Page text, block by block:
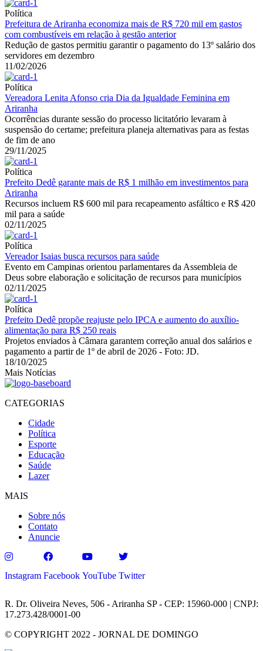
Política
Prefeitura de Ariranha economiza mais de R$ 720 mil em gastos
com combustíveis em relação à gestão anterior
Redução de gastos permitiu garantir o pagamento do 13º salário dos
servidores em dezembro
11/02/2026
Política
Vereadora Lenita Afonso cria Dia da Igualdade Feminina em
Ariranha
Ocorrências durante sessão do processo licitatório levaram à
suspensão do certame; prefeitura planeja alternativas para as festas
de fim de ano
29/11/2025
Política
Prefeito Dedê garante mais de R$ 1 milhão em investimentos para
Ariranha
Recursos incluem R$ 600 mil para recapeamento asfáltico e R$ 420
mil para a saúde
02/11/2025
Política
Vereador Isaias busca recursos para saúde
Evento em Campinas orientou parlamentares da Assembleia de
Deus sobre elaboração e solicitação de recursos para municípios
02/11/2025
Política
Prefeito Dedê propõe reajuste pelo IPCA e aumento do auxílio-
alimentação para R$ 250 reais
Projetos enviados à Câmara garantem correção anual dos salários e
pagamento a partir de 1º de abril de 2026 - Foto: JD.
18/10/2025
Mais Notícias
CATEGORIAS
Cidade
Política
Esporte
Educação
Saúde
Lazer
MAIS
Sobre nós
Contato
Anuncie
Instagram Facebook YouTube Twitter
R. Dr. Oliveira Neves, 506 - Ariranha SP - CEP: 15960-000 | CNPJ:
17.273.428/0001-00
© COPYRIGHT 2022 - JORNAL DE DOMINGO